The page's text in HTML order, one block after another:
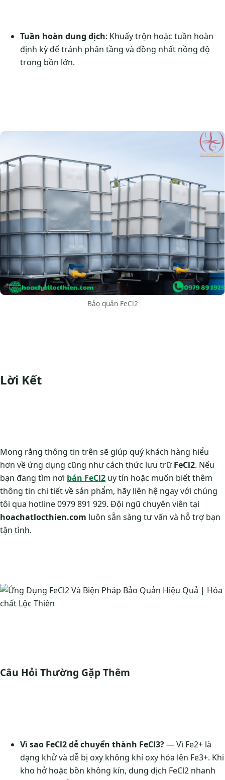
Tuần hoàn dung dịch: Khuấy trộn hoặc tuần hoàn
định kỳ để tránh phân tầng và đồng nhất nồng độ
trong bồn lớn.
Bảo quản FeCl2
Lời Kết
Mong rằng thông tin trên sẽ giúp quý khách hàng hiểu
hơn về ứng dụng cũng như cách thức lưu trữFeCl2. Nếu
bạn đang tìm nơi bán FeCl2 uy tín hoặc muốn biết thêm
thông tin chi tiết về sản phẩm, hãy liên hệ ngay với chúng
tôi qua hotline 0979 891 929. Đội ngũ chuyên viên tại
hoachatlocthien.com luôn sẵn sàng tư vấn và hỗ trợ bạn
tận tình.
Câu Hỏi Thường Gặp Thêm
Vì sao FeCl2 dễ chuyển thành FeCl3?— Vì Fe2+ là
dạng khử và dễ bị oxy không khí oxy hóa lên Fe3+. Khi
kho hở hoặc bồn không kín, dung dịch FeCl2 nhanh